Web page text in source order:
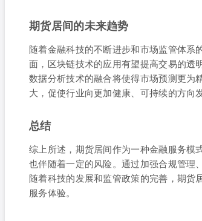
期货居间的未来趋势
随着金融科技的不断进步和市场监管体系
面，区块链技术的应用有望提高交易的透
数据分析技术的融合将使得市场预测更为
大，促使行业向更加健康、可持续的方向发
总结
综上所述，期货居间作为一种金融服务模
也伴随着一定的风险。通过加强合规管理
随着科技的发展和监管政策的完善，期货
服务体验。